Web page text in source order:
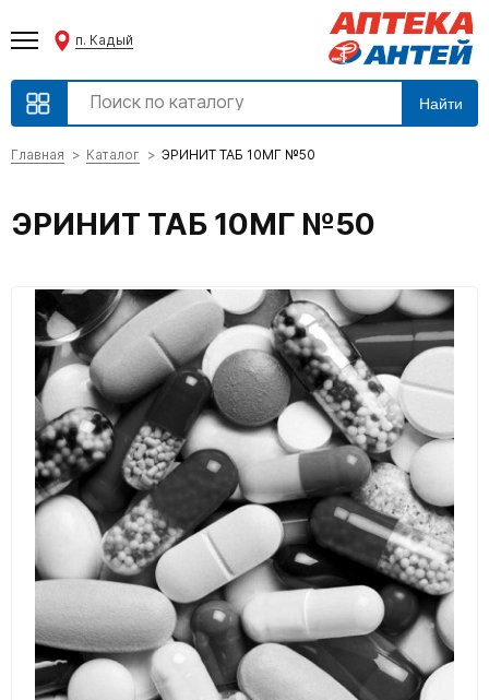
п. Кадый
Найти
Главная Каталог ЭРИНИТ ТАБ 10МГ №50
ЭРИНИТ ТАБ 10МГ №50